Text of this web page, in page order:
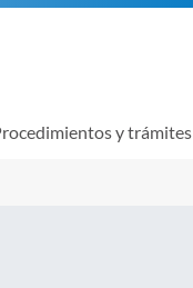
y trámites